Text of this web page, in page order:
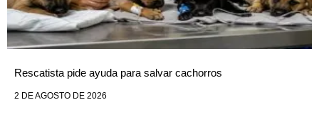
Rescatista pide ayuda para salvar cachorros
2 DE AGOSTO DE 2026